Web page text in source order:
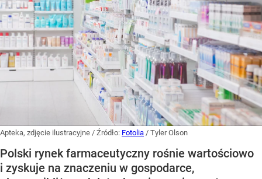
Apteka, zdjęcie ilustracyjne / Źródło: Fotolia / Tyler Olson
Polski rynek farmaceutyczny rośnie wartościowo
i zyskuje na znaczeniu w gospodarce,